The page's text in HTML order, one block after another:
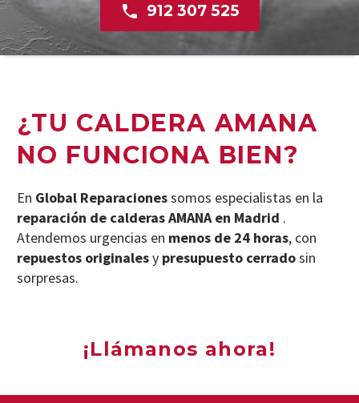
 912 307 525
¿TU CALDERA AMANA
NO FUNCIONA BIEN?
En Global Reparacionessomos especialistas en la
reparación de calderas AMANA en Madrid .
Atendemos urgencias en menos de 24 horas, con
repuestos originalesy presupuesto cerradosin
sorpresas.
¡Llámanos ahora!